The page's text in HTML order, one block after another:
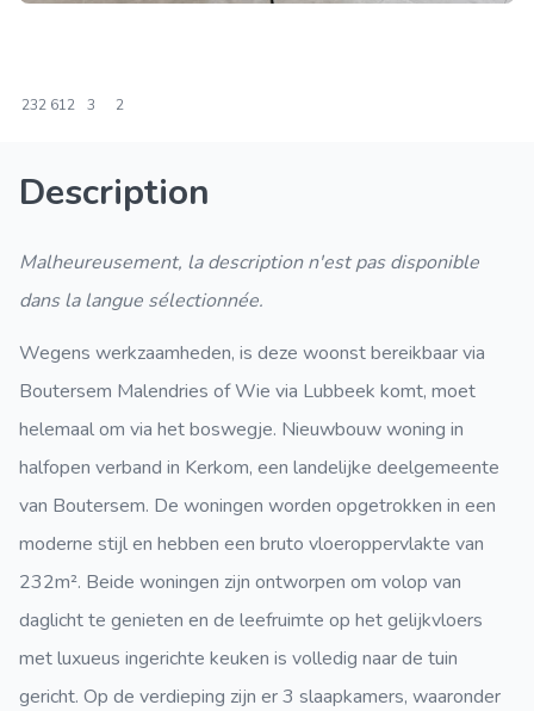
232 612 3 2
Description
Malheureusement, la description n'est pas disponible
dans la langue sélectionnée.
Wegens werkzaamheden, is deze woonst bereikbaar via
Boutersem Malendries of Wie via Lubbeek komt, moet
helemaal om via het boswegje. Nieuwbouw woning in
halfopen verband in Kerkom, een landelijke deelgemeente
van Boutersem. De woningen worden opgetrokken in een
moderne stijl en hebben een bruto vloeroppervlakte van
232m². Beide woningen zijn ontworpen om volop van
daglicht te genieten en de leefruimte op het gelijkvloers
met luxueus ingerichte keuken is volledig naar de tuin
gericht. Op de verdieping zijn er 3 slaapkamers, waaronder